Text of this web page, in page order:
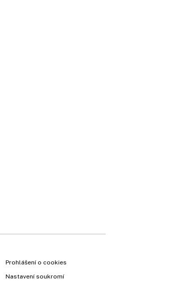
Prohlášení o cookies
Nastavení soukromí